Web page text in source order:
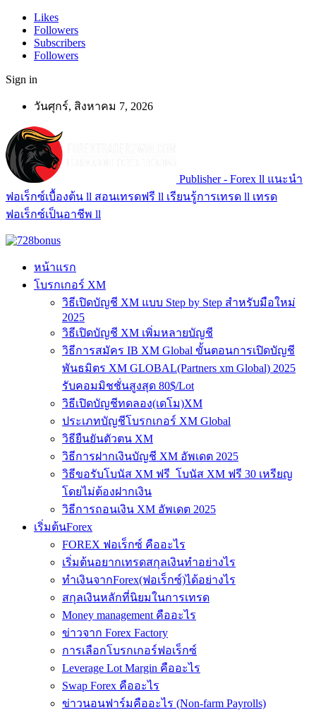
Likes
Followers
Subscribers
Followers
Sign in
วันศุกร์, สิงหาคม 7, 2026
Publisher - Forex ll แนะนำ
ฟอเร็กซ์เบื้องต้น ll สอนเทรดฟรี ll เรียนรู้การเทรด ll เทรด
ฟอเร็กซ์เป็นอาชีพ ll
หน้าแรก
โบรกเกอร์ XM
วิธีเปิดบัญชี XM แบบ Step by Step สำหรับมือใหม่
2025
วิธีเปิดบัญชี XM เพิ่มหลายบัญชี
วิธีการสมัคร IB XM Global ขั้นตอนการเปิดบัญชี
พันธมิตร XM GLOBAL(Partners xm Global) 2025
รับคอมมิชชั่นสูงสุด 80$/Lot
วิธีเปิดบัญชีทดลอง(เดโม)XM
ประเภทบัญชีโบรกเกอร์ XM Global
วิธียืนยันตัวตน XM
วิธีการฝากเงินบัญชี XM อัพเดต 2025
วิธีขอรับโบนัส XM ฟรี โบนัส XM ฟรี 30 เหรียญ
โดยไม่ต้องฝากเงิน
วิธีการถอนเงิน XM อัพเดต 2025
เริ่มต้นForex
FOREX ฟอเร็กซ์ คืออะไร
เริ่มต้นอยากเทรดสกุลเงินทำอย่างไร
ทำเงินจากForex(ฟอเร็กซ์)ได้อย่างไร
สกุลเงินหลักที่นิยมในการเทรด
Money management คืออะไร
ข่าวจาก Forex Factory
การเลือกโบรกเกอร์ฟอเร็กซ์
Leverage Lot Margin คืออะไร
Swap Forex คืออะไร
ข่าวนอนฟาร์มคืออะไร (Non-farm Payrolls)